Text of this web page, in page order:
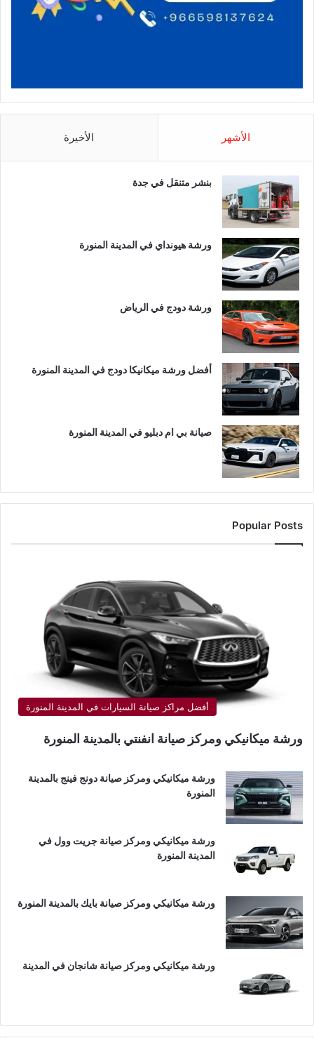
الأشهر الأخيرة
بنشر متنقل في جدة
ورشة هيونداي في المدينة المنورة
ورشة دودج في الرياض
أفضل ورشة ميكانيكا دودج في المدينة المنورة
صيانة بي ام دبليو في المدينة المنورة
Popular Posts
أفضل مراكز صيانة السيارات في المدينة المنورة
ورشة ميكانيكي ومركز صيانة انفنتي بالمدينة المنورة
ورشة ميكانيكي ومركز صيانة دونج فينج بالمدينة
المنورة
ورشة ميكانيكي ومركز صيانة جريت وول في
المدينة المنورة
ورشة ميكانيكي ومركز صيانة بايك بالمدينة المنورة
ورشة ميكانيكي ومركز صيانة شانجان في المدينة